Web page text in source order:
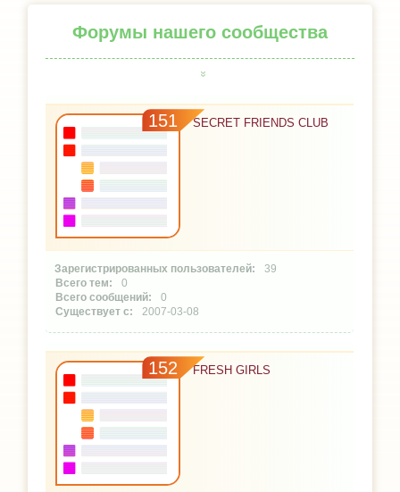
Форумы нашего сообщества
151 SECRET FRIENDS CLUB
39
0
0
2007-03-08
152 FRESH GIRLS